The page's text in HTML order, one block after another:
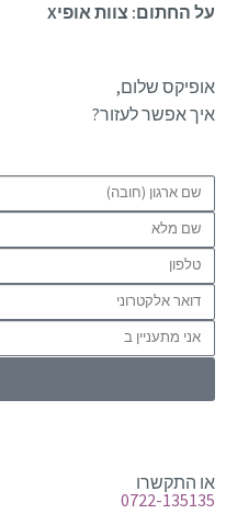
על החתום: צוות אופיX
אופיקס שלום,
איך אפשר לעזור?
או התקשרו
0722-135135